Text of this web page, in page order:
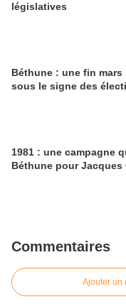
législatives
Béthune : une fin mars
sous le signe des
1981 : une campagne
Béthune pour Jacques
Commentaires
Ajouter un